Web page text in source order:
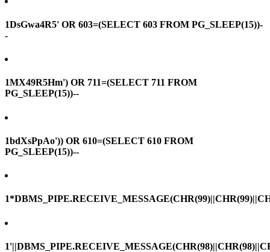
1DsGwa4R5' OR 603=(SELECT 603 FROM PG_SLEEP(15))-
-
1MX49R5Hm') OR 711=(SELECT 711 FROM
PG_SLEEP(15))--
1bdXsPpAo')) OR 610=(SELECT 610 FROM
PG_SLEEP(15))--